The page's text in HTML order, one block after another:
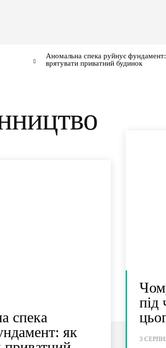
Аномальна спека руйнує
врятувати приватний будинок
спека
як
під
3